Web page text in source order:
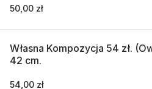
50,00 zł
Własna Kompozycja 54 zł.
42 cm.
54,00 zł